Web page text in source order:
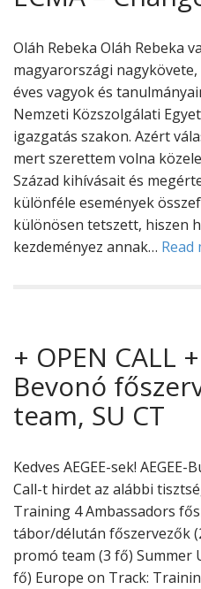
Oláh Rebeka Oláh Rebeka
magyarországi nagykövete,
éves vagyok és
Nemzeti Közszolgálati
igazgatás szakon. Azért
mert szerettem volna
Század kihívásait és
különféle események
különösen tetszett, hiszen
kezdeményez annak…
+ OPEN CALL
Bevonó
team, SU CT
Kedves AEGEE-sek!
Call-t hirdet az alábbi
Training 4 Ambassadors
tábor/délután főszervezők
promó team (3 fő) Summer
fő) Europe on Track: